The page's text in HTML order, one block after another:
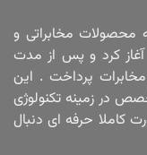
محصولات مخابراتی و
فعالیت خود را آغاز کرد و پس از مدت
پرداخت . این
در زمینه تکنولوژی
کاملا حرفه ای دنبال